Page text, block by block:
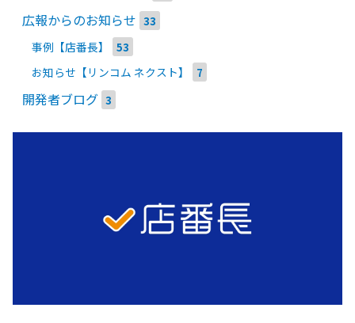
広報からのお知らせ 33
事例【店番長】 53
お知らせ【リンコム ネクスト】 7
開発者ブログ 3